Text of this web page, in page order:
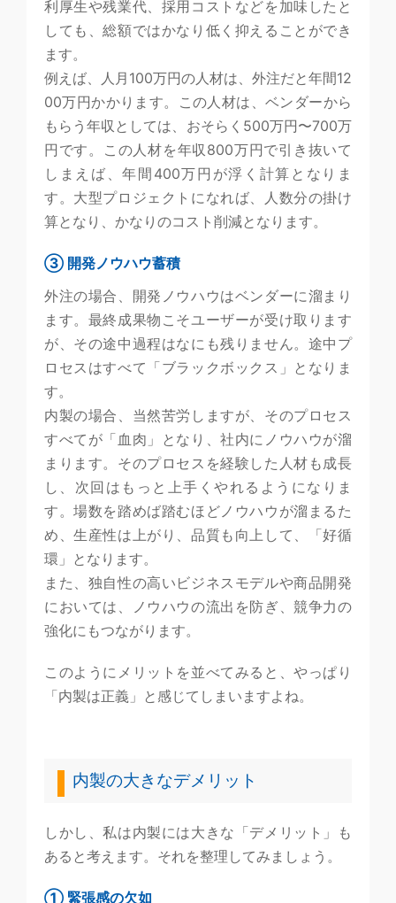
利厚生や残業代、採用コストなどを加味したと
しても、総額ではかなり低く抑えることができ
ます。
例えば、人月100万円の人材は、外注だと年間12
00万円かかります。この人材は、ベンダーから
もらう年収としては、おそらく500万円〜700万
円です。この人材を年収800万円で引き抜いて
しまえば、年間400万円が浮く計算となりま
す。大型プロジェクトになれば、人数分の掛け
算となり、かなりのコスト削減となります。
③ 開発ノウハウ蓄積
外注の場合、開発ノウハウはベンダーに溜まり
ます。最終成果物こそユーザーが受け取ります
が、その途中過程はなにも残りません。途中プ
ロセスはすべて「ブラックボックス」となりま
す。
内製の場合、当然苦労しますが、そのプロセス
すべてが「血肉」となり、社内にノウハウが溜
まります。そのプロセスを経験した人材も成長
し、次回はもっと上手くやれるようになりま
す。場数を踏めば踏むほどノウハウが溜まるた
め、生産性は上がり、品質も向上して、「好循
環」となります。
また、独自性の高いビジネスモデルや商品開発
においては、ノウハウの流出を防ぎ、競争力の
強化にもつながります。
このようにメリットを並べてみると、やっぱり
「内製は正義」と感じてしまいますよね。
内製の大きなデメリット
しかし、私は内製には大きな「デメリット」も
あると考えます。それを整理してみましょう。
① 緊張感の欠如